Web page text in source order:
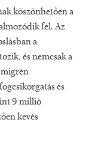
köszönhetően a
fel. Az
a
és nemcsak a
migrén
és
9 millió
kevés